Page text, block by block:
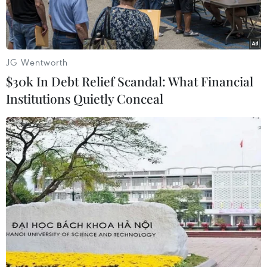
và của dân tộc.
Chủ tịch Hồ Chí Minh với các đại biểu dự Đại hội đại biểu toàn
quốc Hội Nhà báo Việt Nam lần thứ III (3/1962). (Ảnh: TTXVN)
Nhân dịp 100 năm Ngày Báo chí Cách mạng Việt
JG Wentworth
$30k In Debt Relief Scandal: What Financial
Institutions Quietly Conceal